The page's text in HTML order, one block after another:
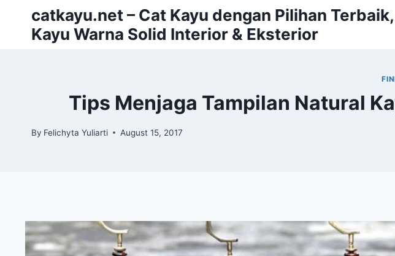
content
catkayu.net – Cat Kayu dengan Pilihan
Kayu Warna Solid Interior & Eksterior
Tips Menjaga Tampilan Natural
By Felichyta Yuliarti August 15, 2017